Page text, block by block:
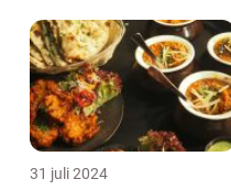
31 juli 2024